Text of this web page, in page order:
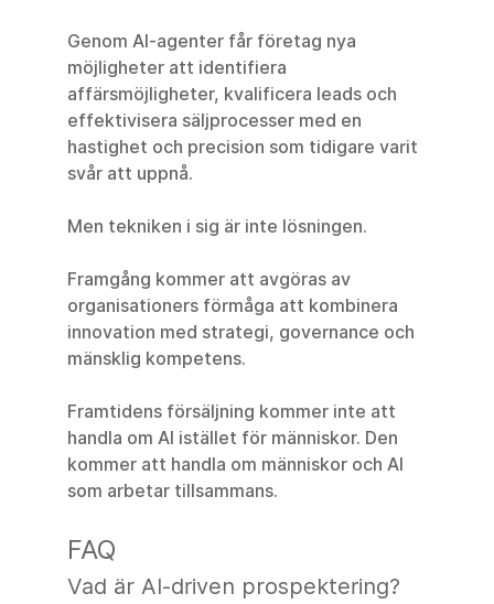
Genom AI-agenter får företag nya
möjligheter att identifiera
affärsmöjligheter, kvalificera leads och
effektivisera säljprocesser med en
hastighet och precision som tidigare varit
svår att uppnå.
Men tekniken i sig är inte lösningen.
Framgång kommer att avgöras av
organisationers förmåga att kombinera
innovation med strategi, governance och
mänsklig kompetens.
Framtidens försäljning kommer inte att
handla om AI istället för människor. Den
kommer att handla om människor och AI
som arbetar tillsammans.
FAQ
Vad är AI-driven prospektering?